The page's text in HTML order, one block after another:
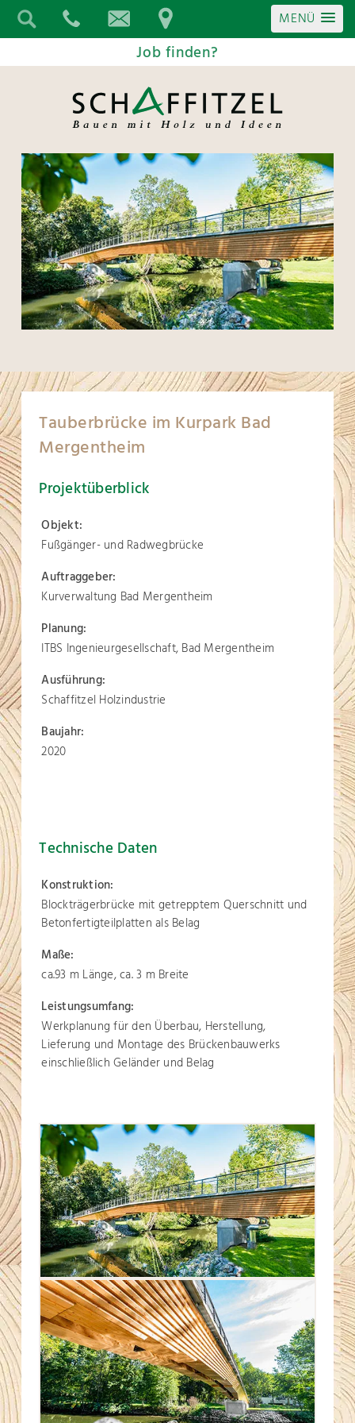
MENÜ
Job finden?
Tauberbrücke im Kurpark Bad
Mergentheim
Projektüberblick
Objekt:
Fußgänger- und Radwegbrücke
Auftraggeber:
Kurverwaltung Bad Mergentheim
Planung:
ITBS Ingenieurgesellschaft, Bad Mergentheim
Ausführung:
Schaffitzel Holzindustrie
Baujahr:
2020
Technische Daten
Konstruktion:
Blockträgerbrücke mit getrepptem Querschnitt und
Betonfertigteilplatten als Belag
Maße:
ca.93 m Länge, ca. 3 m Breite
Leistungsumfang:
Werkplanung für den Überbau, Herstellung,
Lieferung und Montage des Brückenbauwerks
einschließlich Geländer und Belag